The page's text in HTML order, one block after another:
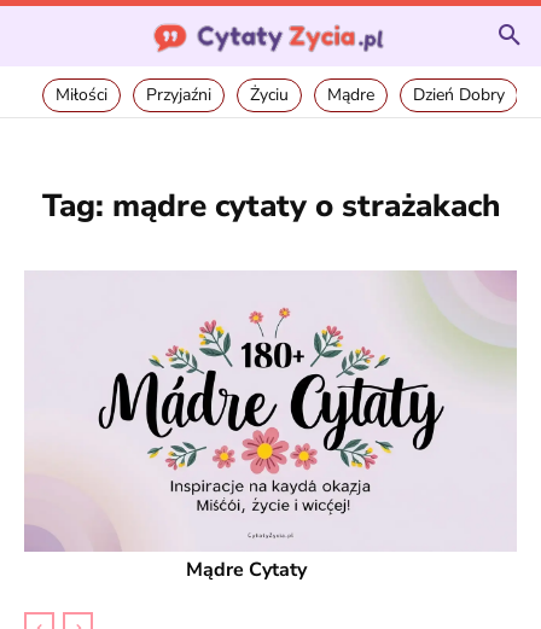
Miłości Przyjaźni Życiu Mądre Dzień Dobry
Tag: mądre cytaty o strażakach
Mądre Cytaty